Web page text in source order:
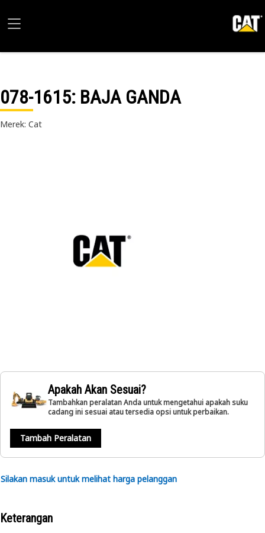
078-1615: BAJA GANDA
Merek: Cat
Apakah Akan Sesuai?
Tambahkan peralatan Anda untuk mengetahui apakah suku
cadang ini sesuai atau tersedia opsi untuk perbaikan.
Tambah Peralatan
Silakan masuk untuk melihat harga pelanggan
Keterangan